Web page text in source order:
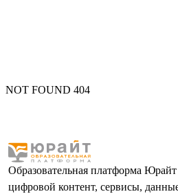
NOT FOUND 404
Образовательная платформа Юрайт
цифровой контент, сервисы,